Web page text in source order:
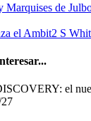
de
el Ambit2 S